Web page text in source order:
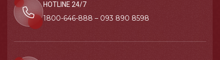
HOTLINE 24/7
1800-646-888 – 093 890 8598